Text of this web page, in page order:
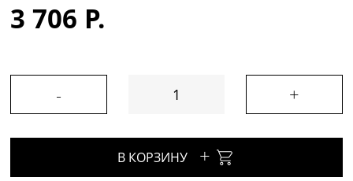
3 706 Р.
- +
В КОРЗИНУ +